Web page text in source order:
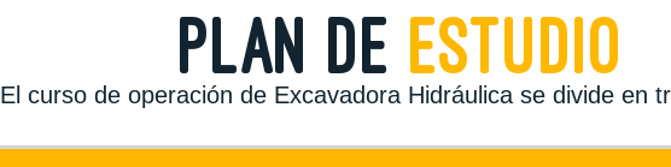
PLAN DE ESTUDIO
El curso de operación de Excavadora Hidráulica se divide en